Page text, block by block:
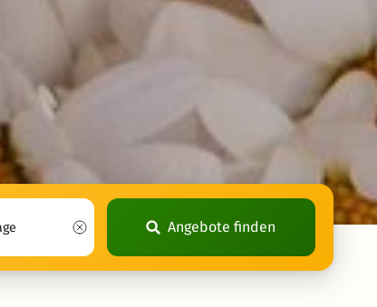
Angebote finden